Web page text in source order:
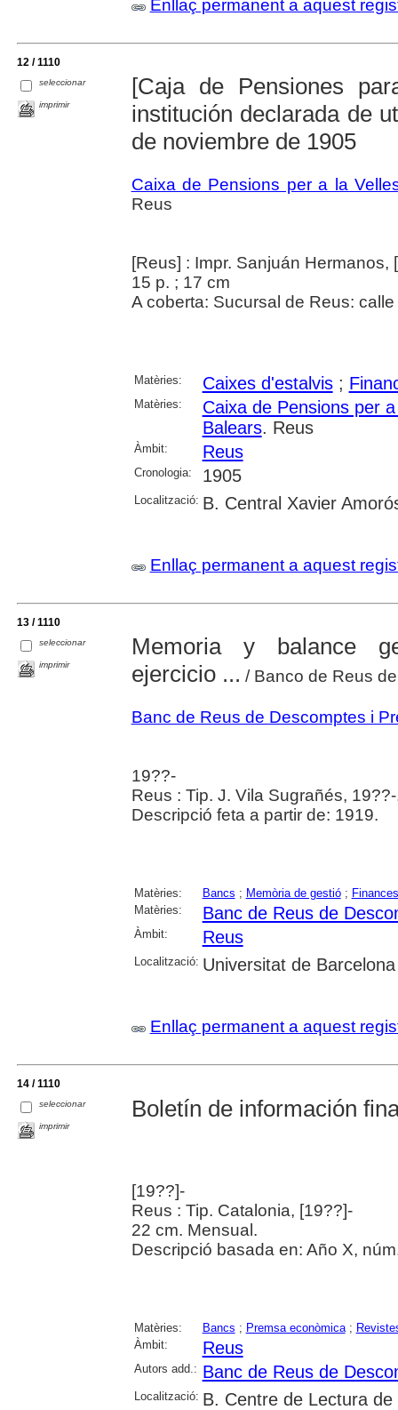
Enllaç permanent a aquest
12 / 1110
seleccionar
imprimir
[Caja de Pensiones
institución declarada de
de noviembre de 1905
Caixa de Pensions per a la
Reus
[Reus] : Impr. Sanjuán Hermanos,
15 p. ; 17 cm
A coberta: Sucursal de Reus:
Matèries: Caixes d'estalvis;
Matèries:
Caixa de Pensions per
Balears. Reus
Àmbit: Reus
Cronologia: 1905
Localització: B. Central Xavier
Enllaç permanent a aquest
13 / 1110
seleccionar
imprimir
Memoria y balance
ejercicio ... / Banco de Reus
Banc de Reus de Descomptes i
19??-
Reus : Tip. J. Vila Sugrañés,
Descripció feta a partir de: 1919.
Matèries: Bancs ; Memòria de gestió; Finances
Matèries:
Banc de Reus de
Àmbit: Reus
Localització: Universitat de Barcelona
Enllaç permanent a aquest
14 / 1110
seleccionar
imprimir
Boletín de información
[19??]-
Reus : Tip. Catalonia, [19??]-
22 cm. Mensual.
Descripció basada en: Año X,
Matèries: Bancs ; Premsa econòmica;
Àmbit:
Reus
Autors add.: Banc de Reus de
Localització: B. Centre de Lectura de